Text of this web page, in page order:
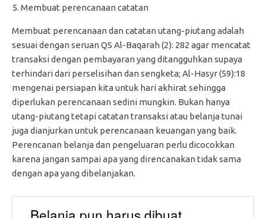
Membuat perencanaan catatan
Membuat perencanaan dan catatan utang-piutang adalah
sesuai dengan seruan QS Al-Baqarah (2): 282 agar mencatat
transaksi dengan pembayaran yang ditangguhkan supaya
terhindari dari perselisihan dan sengketa; Al-Hasyr (59):18
mengenai persiapan kita untuk hari akhirat sehingga
diperlukan perencanaan sedini mungkin. Bukan hanya
utang-piutang tetapi catatan transaksi atau belanja tunai
juga dianjurkan untuk perencanaan keuangan yang baik.
Perencanan belanja dan pengeluaran perlu dicocokkan
karena jangan sampai apa yang direncanakan tidak sama
dengan apa yang dibelanjakan.